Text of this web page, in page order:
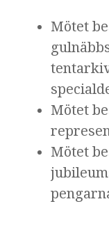
Mötet
Mötet
Mötet